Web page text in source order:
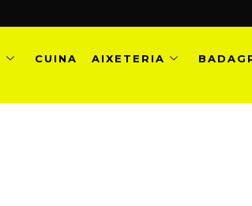
CUINA AIXETERIA